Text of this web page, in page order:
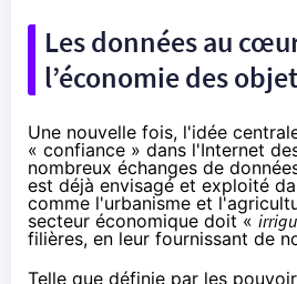
Les données au
l’économie des
Une nouvelle fois, l'idée
« confiance » dans l'Internet
nombreux échanges de
est déjà envisagé et exploité
comme l'urbanisme et
secteur économique doit «
filières, en leur fournissant de
Telle que définie par les